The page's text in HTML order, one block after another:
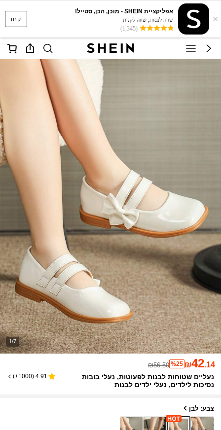
קחו ×
אפליקציית SHEIN - מוכן, הכן, סטייל!
שווה לנסות, שווה לקנות
(1,345)
1/7
₪42.14
%25
₪56.50
נעליים שטוחות לבנות לפעוטות, נעלי בובות
נסיכות לילדים, נעלי ילדים לבנות
4.91
(
1000+
)
צבע: לבן